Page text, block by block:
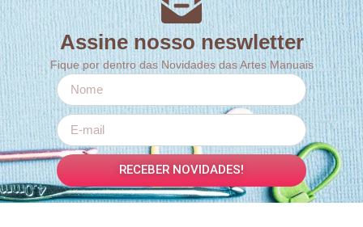
Assine nosso neswletter
Fique por dentro das Novidades das Artes Manuais
RECEBER NOVIDADES!